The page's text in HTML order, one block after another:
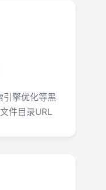
引擎优化等黑
件目录URL